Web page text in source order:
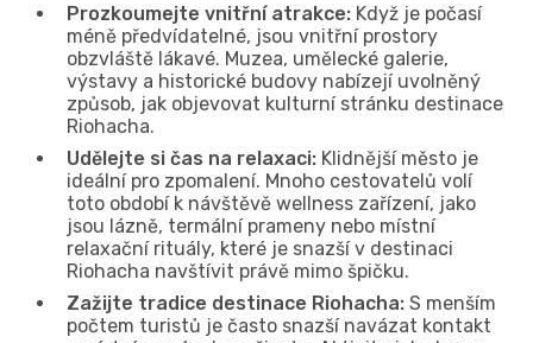
Prozkoumejte vnitřní atrakce: Když je počasí
méně předvídatelné, jsou vnitřní prostory
obzvláště lákavé. Muzea, umělecké galerie,
výstavy a historické budovy nabízejí uvolněný
způsob, jak objevovat kulturní stránku destinace
Riohacha.
Udělejte si čas na relaxaci: Klidnější město je
ideální pro zpomalení. Mnoho cestovatelů volí
toto období k návštěvě wellness zařízení, jako
jsou lázně, termální prameny nebo místní
relaxační rituály, které je snazší v destinaci
Riohacha navštívit právě mimo špičku.
Zažijte tradice destinace Riohacha: S menším
počtem turistů je často snazší navázat kontakt